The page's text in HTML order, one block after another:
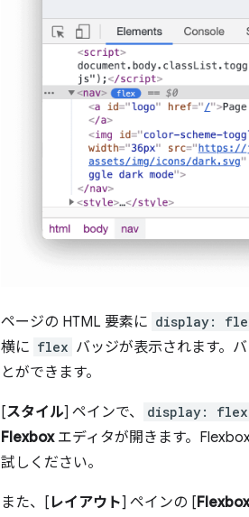
ページの HTML 要素に display:
横に flex バッジが表示されます。
とができます。
[スタイル] ペインで、 display: flex
Flexboxエディタが開きます。
試しください。
また、[ レイアウト] ペインの [Flexbox